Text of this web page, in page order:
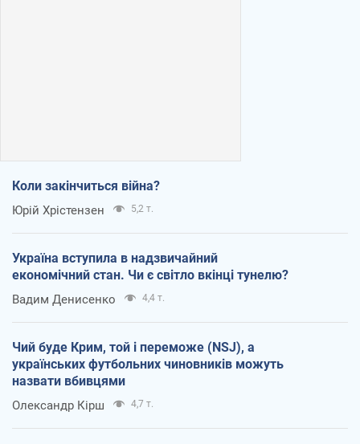
Коли закінчиться війна?
Юрій Хрістензен 5,2 т.
Україна вступила в надзвичайний
економічний стан. Чи є світло вкінці тунелю?
Вадим Денисенко 4,4 т.
Чий буде Крим, той і переможе (NSJ), а
українських футбольних чиновників можуть
назвати вбивцями
Олександр Кірш 4,7 т.